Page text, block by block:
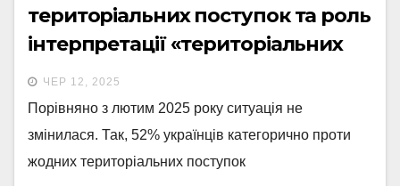
територіальних поступок та роль
інтерпретації «територіальних
поступок»
ЧЕР 12, 2025
Порівняно з лютим 2025 року ситуація не
змінилася. Так, 52% українців категорично проти
жодних територіальних поступок